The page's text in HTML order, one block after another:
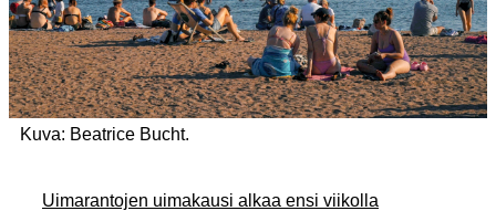
Kuva: Beatrice Bucht.
Uimarantojen uimakausi alkaa ensi viikolla